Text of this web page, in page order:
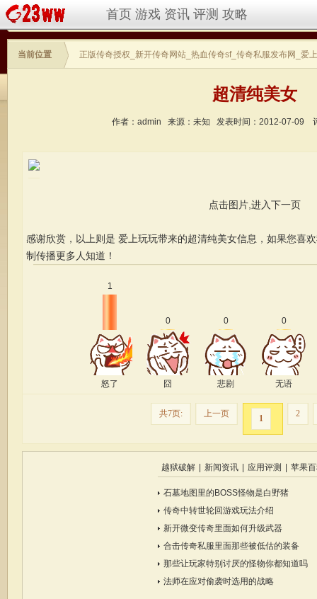
首页 游戏 资讯 评测 攻略
当前位置 正版传奇授权_新开传奇网站_热血传奇sf_传奇私服发布网_爱
超清纯美女
作者：admin 来源：未知 发表时间：2012-07-09
点击图片,进入下一页
感谢欣赏，以上则是 爱上玩玩带来的超清纯美女信息，如果您喜
制传播更多人知道！
1
怒了
0
囧
0
悲剧
0
无语
共7页: 上一页 1 2
越狱破解 新闻资讯 应用评测 苹果
石墓地图里的BOSS怪物是白野猪
传奇中转世轮回游戏玩法介绍
新开微变传奇里面如何升级武器
合击传奇私服里面那些被低估的装备
那些让玩家特别讨厌的怪物你都知道吗
法师在应对偷袭时选用的战略